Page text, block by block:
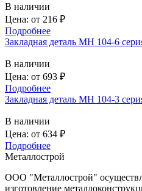
В наличии
Цена: от 216 ₽
Подробнее
Закладная деталь МН 104-6
В наличии
Цена: от 693 ₽
Подробнее
Закладная деталь МН 104-3
В наличии
Цена: от 634 ₽
Подробнее
Металлострой
ООО "Металлострой"
изготовление